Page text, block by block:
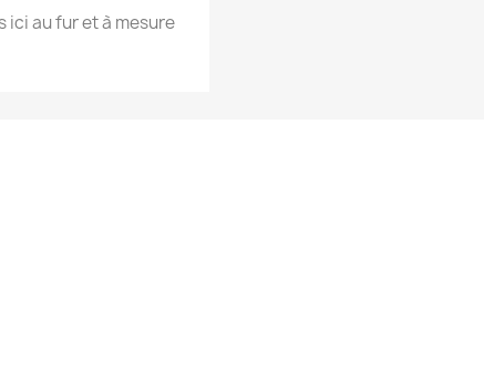
ici au fur et à mesure